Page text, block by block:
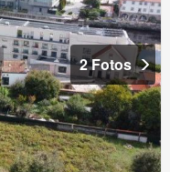
2 Fotos